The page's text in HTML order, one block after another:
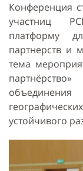
Конференция
участниц
платформу
партнерств и
тема
устойчивого